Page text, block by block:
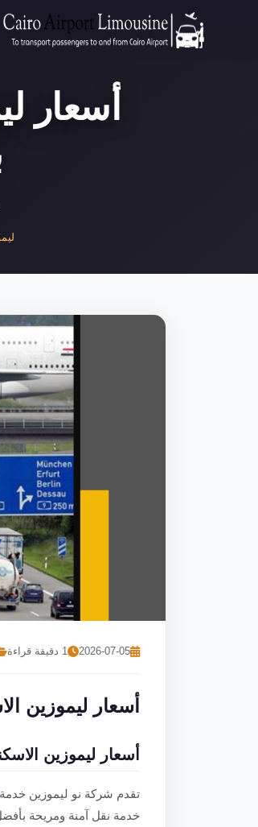
أسعار
2026-07-05 1 دقيقة قراءة
أسعار ليموزين
أسعار ليموزين
تقدم شركة نو ليموزين خدمة
خدمة نقل آمنة ومريحة